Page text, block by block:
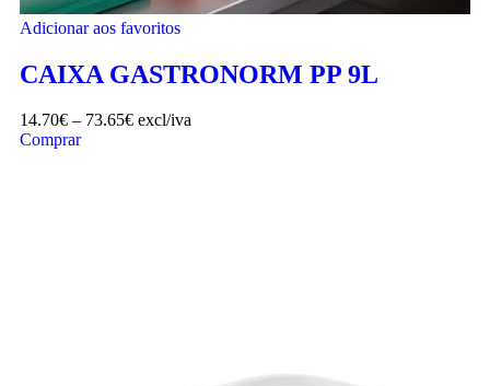
Adicionar aos favoritos
CAIXA GASTRONORM PP 9L
14.70€ – 73.65€ excl/iva
Comprar